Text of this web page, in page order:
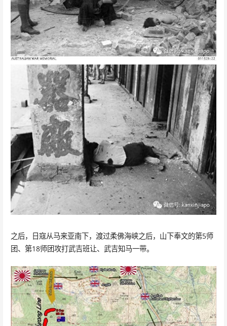
之后，日寇从马来亚南下，渡过柔佛海峡之后，山下奉文的第5师
团、第18师团攻打武吉班让、武吉知马一带。